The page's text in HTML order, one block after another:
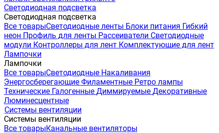
Светодиодная подсветка
Светодиодная подсветка
Все товарыСветодиодные ленты Блоки питания Гибкий
неон Профиль для ленты Рассеиватели Светодиодные
модули Контроллеры для лент Комплектующие для лент
Лампочки
Лампочки
Все товарыСветодиодные Накаливания
Энергосберегающие Филаментные Ретро лампы
Технические Галогенные Диммируемые Декоративные
Люминесцентные
Системы вентиляции
Системы вентиляции
Все товарыКанальные вентиляторы